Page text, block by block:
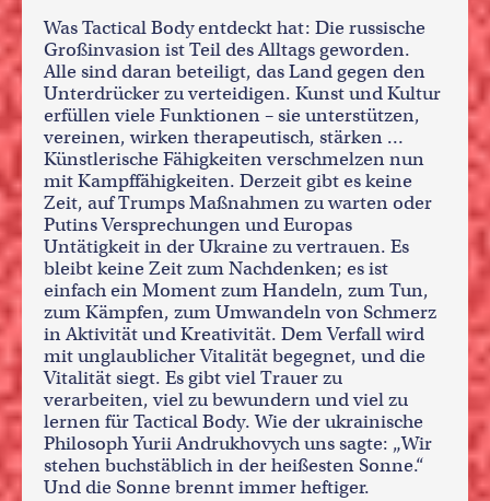
Was Tactical Body entdeckt hat: Die russische
Großinvasion ist Teil des Alltags geworden.
Alle sind daran beteiligt, das Land gegen den
Unterdrücker zu verteidigen. Kunst und Kultur
erfüllen viele Funktionen – sie unterstützen,
vereinen, wirken therapeutisch, stärken …
Künstlerische Fähigkeiten verschmelzen nun
mit Kampffähigkeiten. Derzeit gibt es keine
Zeit, auf Trumps Maßnahmen zu warten oder
Putins Versprechungen und Europas
Untätigkeit in der Ukraine zu vertrauen. Es
bleibt keine Zeit zum Nachdenken; es ist
einfach ein Moment zum Handeln, zum Tun,
zum Kämpfen, zum Umwandeln von Schmerz
in Aktivität und Kreativität. Dem Verfall wird
mit unglaublicher Vitalität begegnet, und die
Vitalität siegt. Es gibt viel Trauer zu
verarbeiten, viel zu bewundern und viel zu
lernen für Tactical Body. Wie der ukrainische
Philosoph Yurii Andrukhovych uns sagte: „Wir
stehen buchstäblich in der heißesten Sonne.“
Und die Sonne brennt immer heftiger.